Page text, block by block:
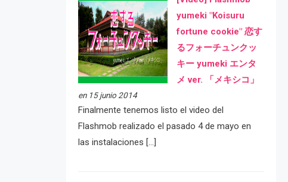
yumeki "Koisuru
fortune cookie" 恋す
るフォーチュンクッ
キー yumeki エンタ
メ ver. 「メキシコ」
en 15 junio 2014
Finalmente tenemos listo el video del
Flashmob realizado el pasado 4 de mayo en
las instalaciones […]